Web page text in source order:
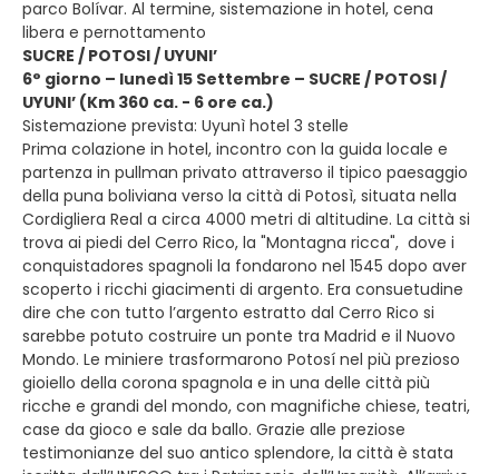
parco Bolívar. Al termine, sistemazione in hotel, cena
libera e pernottamento
SUCRE / POTOSI / UYUNI’
6° giorno – lunedì 15 Settembre – SUCRE / POTOSI /
UYUNI’ (Km 360 ca. - 6 ore ca.)
Sistemazione prevista: Uyunì hotel 3 stelle
Prima colazione in hotel, incontro con la guida locale e
partenza in pullman privato attraverso il tipico paesaggio
della puna boliviana verso la città di Potosì, situata nella
Cordigliera Real a circa 4000 metri di altitudine. La città si
trova ai piedi del Cerro Rico, la "Montagna ricca", dove i
conquistadores spagnoli la fondarono nel 1545 dopo aver
scoperto i ricchi giacimenti di argento. Era consuetudine
dire che con tutto l’argento estratto dal Cerro Rico si
sarebbe potuto costruire un ponte tra Madrid e il Nuovo
Mondo. Le miniere trasformarono Potosí nel più prezioso
gioiello della corona spagnola e in una delle città più
ricche e grandi del mondo, con magnifiche chiese, teatri,
case da gioco e sale da ballo. Grazie alle preziose
testimonianze del suo antico splendore, la città è stata